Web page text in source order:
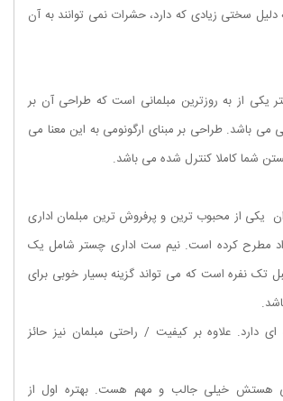
سختی زیادی که دارد، حشرات نمی توانند به آن
یکی از به روزترین مبلمانی است که طراحی آن بر
می باشد. طراحی بر مبنای ارگونومی به این معنا می
شما کاملا کنترل شده می باشد.
یکی از محبوب ترین و پرفروش ترین مبلمان اداری
مطرح کرده است. نیم ست اداری چستر شامل یک
تک نفره است که می تواند گزینه بسیار خوبی برای
ای دارد. علاوه بر کیفیت / راحتی مبلمان نیز حائز
هستش خیلی جالب و مهم هست. بهتره اول از